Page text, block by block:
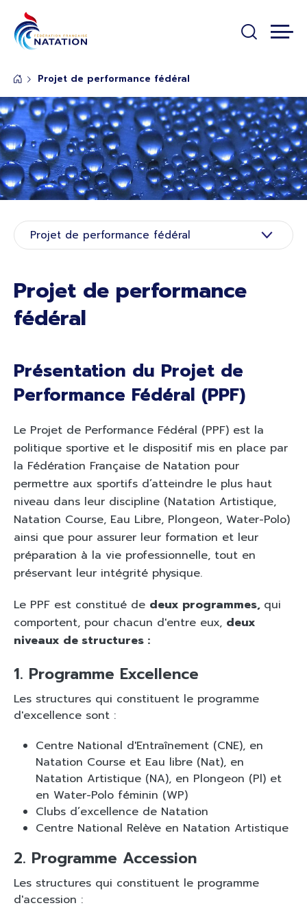
Projet de performance fédéral
Rubrique de page de base
Projet de performance fédéral
Projet de performance
fédéral
Présentation du Projet de
Performance Fédéral (PPF)
Le Projet de Performance Fédéral (PPF) est la
politique sportive et le dispositif mis en place par
la Fédération Française de Natation pour
permettre aux sportifs d’atteindre le plus haut
niveau dans leur discipline (Natation Artistique,
Natation Course, Eau Libre, Plongeon, Water-Polo)
ainsi que pour assurer leur formation et leur
préparation à la vie professionnelle, tout en
préservant leur intégrité physique.
Le PPF est constitué de deux programmes, qui
comportent, pour chacun d'entre eux, deux
niveaux de structures :
1. Programme Excellence
Les structures qui constituent le programme
d'excellence sont :
Centre National d'Entraînement (CNE), en
Natation Course et Eau libre (Nat), en
Natation Artistique (NA), en Plongeon (Pl) et
en Water-Polo féminin (WP)
Clubs d’excellence de Natation
Centre National Relève en Natation Artistique
2. Programme Accession
Les structures qui constituent le programme
d'accession :
Panneau de gestion des cookies